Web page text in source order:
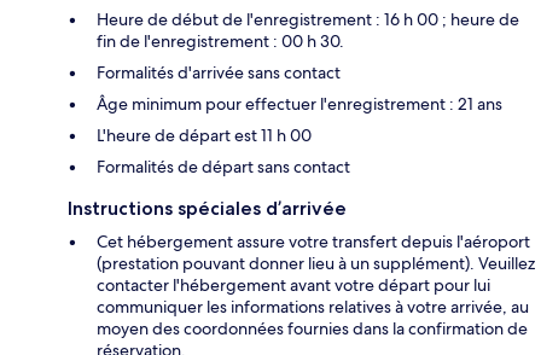
Heure de début de l'enregistrement : 16 h 00 ; heure de
fin de l'enregistrement : 00 h 30.
Formalités d'arrivée sans contact
Âge minimum pour effectuer l'enregistrement : 21 ans
L'heure de départ est 11 h 00
Formalités de départ sans contact
Instructions spéciales d’arrivée
Cet hébergement assure votre transfert depuis l'aéroport
(prestation pouvant donner lieu à un supplément). Veuillez
contacter l'hébergement avant votre départ pour lui
communiquer les informations relatives à votre arrivée, au
moyen des coordonnées fournies dans la confirmation de
réservation.